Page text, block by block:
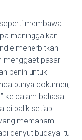
membawa
meninggalkan
menerbitkan
menggaet pasar
benih untuk
punya dokumen,
ke dalam bahasa
di balik setiap
memahami
denyut budaya itu